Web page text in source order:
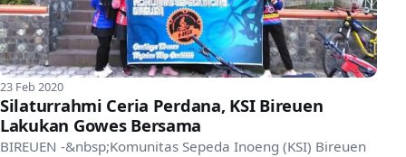
23 Feb 2020
Silaturrahmi Ceria Perdana, KSI Bireuen
Lakukan Gowes Bersama
BIREUEN -&nbsp;Komunitas Sepeda Inoeng (KSI) Bireuen